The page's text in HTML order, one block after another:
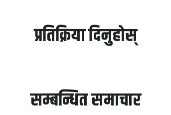
प्रतिक्रिया दिनुहोस्
सम्बन्धित समाचार